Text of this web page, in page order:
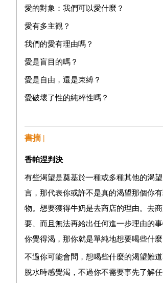
愛的對象：我們可以愛什麼？
愛有多主觀？
我們的愛有理由嗎？
愛是盲目的嗎？
愛是自由，還是束縛？
愛破壞了性的純粹性嗎？
愛及自然天性：好與壞
回歸特定案例
何謂性欲的禮節？
愛的演化觀點
感覺起來如何？為什麼？
愛可以被分析嗎？
第三章 渴望
書摘 |
香帕涅判決
有些渴望是奠基於一種或多種其他的渴
言，那代表你或許不是真的渴望那個你
物。想要獲得牛奶是去商店的理由。去
要、而且無法再給出任何進一步理由的
你覺得渴，那你就是單純地想要喝些什麼
不過你可能會問，想喝些什麼的渴望難
脫水時感覺渴，不過你不需要事先了解